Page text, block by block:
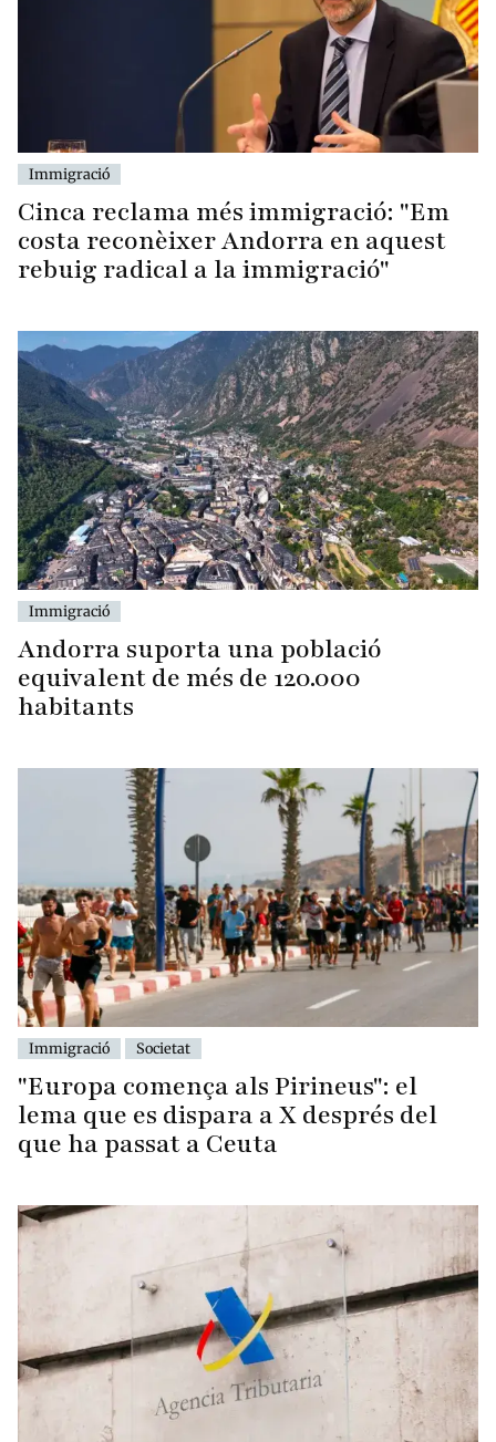
Immigració
Cinca reclama més immigració: "Em
costa reconèixer Andorra en aquest
rebuig radical a la immigració"
Immigració
Andorra suporta una població
equivalent de més de 120.000
habitants
Immigració Societat
"Europa comença als Pirineus": el
lema que es dispara a X després del
que ha passat a Ceuta